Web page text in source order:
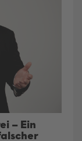
– Ein